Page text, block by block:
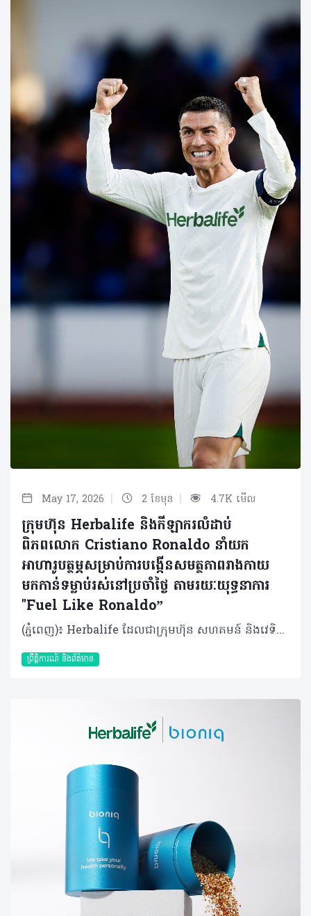
May 17, 2026 | 2 ខែមុន | 4.7K មើល
ក្រុមហ៊ុន Herbalife និងកីឡាករលំដាប់
ពិភពលោក Cristiano Ronaldo នាំយក
អាហារូបត្ថម្ភសម្រាប់ការបង្កើនសមត្ថភាពរាងកាយ
មកកាន់ទម្លាប់រស់នៅប្រចាំថ្ងៃ តាមរយៈយុទ្ធនាការ
"Fuel Like Ronaldo”
(ភ្នំពេញ)៖ Herbalife ដែលជាក្រុមហ៊ុន សហគមន៍ និងវេទិកាភ្ជាប់ទំនាក់ទំនង លំដាប់ថ្នាក់ពិភពលោក ផ្នែកសុខភាព និងសុខុមាលភាព បានប្រកាសដាក់ដំណើរការយុទ្ធនាការ "Fuel Like Ronaldo" ដែលជាគំនិតផ្តួចផ្តើមជាសកលមួយក្នុងការបំប្លែងរបបអាហារូបត្ថម្ភរបស់កីឡាករឆ្នើម និងយុទ្ធសាស្ត្របង្កើនសមត្ថភាពរាងកាយ ឱ្យទៅជាការណែនាំជាក់ស្តែងសម្រាប់អ្នកស្វែងរកសុខុមាលភាពទូទៅក្នុងជីវភាពប្រចាំថ្ងៃ។ ដោយផ្អែកលើបទពិសោធន៍ជាង ២០ ឆ្នាំក្នុងការផ្គត់ផ្គង់អាហារូបត្ថម្ភដល់កីឡាករឆ្នើមៗ ក្រុមហ៊ុន Herbalife បាននាំយកជំនាញអាហារូបត្ថម្ភដែលបានបញ្ជាក់ច្បាស់លាស់របស់ខ្លួន មកជូនដល់អ្នកដែលស្វែងរកសុខុមាលភាពនៅទូទាំងពិភពលោក។ លោកអ្នកអាចមើលសេចក្តីប្រកាសពេញលេញនៅទីនេះ៖ https://www.businesswire.com/news/home/20260508653160/en/ តាមរយៈបទពិសោធន៍ជាង ២០ ឆ្នាំក្នុងការធ្វើការជាមួយកីឡាករអាជីព រួមទាំងភាពជាដៃគូដ៏យូរអង្វែងជាមួយកំពូលកីឡាករលោក Cristiano Ronaldo ក្រុមហ៊ុន Herbalife កំពុងធ្វើឱ្យជំនាញផ្នែកអាហារូបត្ថម្ភកីឡារបស់ខ្លួនកាន់តែមានភាពទូលំទូលាយ ដើម្បីជួយអ្នកប្រើប្រាស់ក្នុងការបង្កើនថាមពល គាំទ្រដល់ការស្តារឡើងវិញនៃសុខភាព និងកសាងទម្លាប់ប្រចាំថ្ងៃឱ្យកាន់តែមានសុខភាពល្អ។ ការដាក់ចេញនូវយុទ្ធនាការនេះធ្វើឡើងស្របពេលដែលកំពុងមានការចាប់អារម្មណ៍ ព្រឹត្តិការណ៍បាល់ទាត់ដ៏ធំបំផុតនៅរដូវក្តៅខាងមុខនេះ ដែលបង្ហាញពីរបៀបដែលវិន័យ និងការរៀបចំខ្លួនរបស់កីឡាករឆ្នើមៗ អាចជម្រុញឱ្យមានទម្លាប់រស់នៅប្រកបដោយសុខភាពល្អបាន។ លោក Stephan Gratziani នាយកប្រតិបត្តិក្រុមហ៊ុន Herbalife បានមានប្រសាសន៍ថា៖ "អស់រយៈពេលជាងពីរទសវត្សរ៍មកហើយដែល Herbalife បានជួយកីឡាករឆ្នើមៗក្នុងការពង្រឹងសមត្ថភាពតាមរយៈកម្មវិធីអាហារូបត្ថម្ភដែលគាំទ្រដោយវិទ្យាសាស្ត្រ។ យុទ្ធនាការ 'Fuel Like Ronaldo' ធ្វើឱ្យជំនាញអាហារូបត្ថម្ភរបស់ Herbalife អាចឈានទៅដល់មនុស្សគ្រប់ៗគ្នា។ យើងកំពុងបញ្ជូលជំនាញផ្នែកអាហារូបត្ថម្ភសម្រាប់ការបង្កើនសមត្ថភាពកីឡា ជាមួយនឹងឧបករណ៍ឌីជីថលថ្មីៗ ដើម្បីបង្កើតប្រព័ន្ធដ៏សាមញ្ញ និងមានប្រសិទ្ធភាព ដែលអាចជួយឱ្យមនុស្សគ្រប់គ្នា អាចរស់​នៅដោយមានសុខភាពល្អ និងសកម្មជាងមុន"។ ពីវិទ្យាសាស្ត្រកីឡា មកកាន់ទម្លាប់ប្រចាំថ្ងៃ យុទ្ធនាការនេះធ្វើឱ្យវិទ្យាសាស្ត្រកីឡាដ៏ស្មុគស្មាញ ក្លាយជាដំណាក់កាលសាមញ្ញចំនួន ៤ ៖ ការរៀបចំ (Prepare): រៀនពីរបៀបរៀបចំរាងកាយរបស់អ្នកឱ្យបានត្រឹមត្រូវ ជាមួយនឹងអាហារូបត្ថម្ភដែលមានតុល្យភាព និងការផ្តល់​ជាតិទឹកឱ្យបានគ្រប់គ្រាន់ ការអនុវត្ត (Perform): ស្វែងរកយុទ្ធសាស្ត្រដើម្បីរក្សាថាមពល និងការផ្តោតអារម្មណ៍ក្នុងអំឡុងពេលការងារប្រចាំថ្ងៃ និងសកម្មភាពរាងកាយ ការស្តារឡើងវិញ (Recover): ស្វែងយល់ពីរបៀបស្តារកម្លាំង និងការជួសជុលសាច់ដុំប្រកបដោយប្រសិទ្ធភាព ការធ្វើឱ្យបានជាប់ៗគ្នា (Repeat): ធ្វើឱ្យការអនុវត្តទៅជាទម្លាប់ ដើម្បីបង្កើតមូលដ្ឋានគ្រឹះសម្រាប់សុខុមាលភាពរយៈពេលវែង ភាពជាដៃគូដែលបង្កើតឡើងផ្អែកលើសមត្ថភាព Herbalife គឺជាអាហារក្រឡុកប្រូតេអ៊ីនលេខ ១ និងជាម៉ាកយីហោអាហារូបត្ថម្ភជួយទ្រទ្រង់ការស់នៅសកម្មលេខ ១ ក្នុងពិភពលោក ដែលត្រូវបានជឿទុកចិត្តដោយកីឡាករ និងក្រុមអាជីពជាង ១២០ ក្នុងប្រភេទកីឡាជាង ៣៥។ ក្នុងវិស័យបាល់ទាត់ Herbalife បាននឹងកំពុងឧបត្ថម្ភជាង ២០ ក្រុមនៅទូទាំងពិភពលោក រួមទាំងកីឡាករ កីឡាការិនី ក្រុមបាល់ទាត់ ក៏ដូចជាកម្មវិធីអភិវឌ្ឍន៍យុវជនផងដែរ ដែលមានមូលដ្ឋានគ្រឹះតាមរយៈភាពជាដៃគូជាង ២០ ឆ្នាំជាមួយក្រុម LA Galaxy ដែលជាការឧបត្ថម្ភដ៏យូរជាងគេបំផុតក្នុងប្រវត្តិសាស្ត្រក្របខណ្ឌ Major League Soccer។ ទំនាក់ទំនងរបស់ Herbalife ជាមួយលោក Cristiano Ronaldo ឆ្លុះបញ្ចាំងពីការប្តេជ្ញាចិត្តរួមគ្នា ចំពោះអាហារូបត្ថម្ភដែលជំរុញដល់ការបញ្ចេញសកម្មភាពអនុវត្ត។ ចាប់តាំងពីឆ្នាំ ២០១៣ មក Herbalife បានគាំទ្រដល់ការហ្វឹកហាត់ និងការស្តារឡើងវិញរបស់លោក Ronaldo ជាមួយនឹងផលិតផលនានាដូចជា អាហារក្រុឡុកប្រូតេអ៊ីន, Formula 1, និង Herbalife24® CR7 Drive ដែលជាអាហារូបត្ថម្ភផ្តល់ជាតិទឹកដែលត្រូវបានបង្កើតឡើងដោយផ្ទាល់ជាមួយលោក Ronaldo ដើម្បីជួយបំពេញតម្រូវការនៃការប្រកួតក្នុងកម្រិតខ្ពស់។ ភាពជាដៃគូនេះបានឈានទៅដល់ការពង្រឹកខ្លួនក្នុងផ្នែកអាហារូបត្ថម្ភផ្ទាល់ខ្លួន រួមទាំងការវិនិយោគរបស់លោក Ronaldo ដោយផ្ទាល់ក្នុងវេទិកាឌីជីថល Pro2col™ Herbalife និងការទិញយកទ្រព្យសម្បត្តិរបស់ក្រុមហ៊ុន Bioniq ដែលជាក្រុមហ៊ុនអាហារបំប៉នផ្ទាល់ខ្លួនគាំទ្រដោយលោក Ronaldo ផងដែរ។ ការខិតខំទាំងអស់នេះ ឆ្លុះបញ្ចាំងពីចក្ខុវិស័យរួមក្នុងការធ្វើឱ្យអាហារូបត្ថម្ភកម្រិតខ្ពស់សម្រាប់កីឡាករ អាចឱ្យមនុស្សទូទៅប្រើប្រាស់បានកាន់តែងាយស្រួល។ យុទ្ធនាការនេះត្រូវបានបំផុសគំនិតដោយការងាររបស់ Herbalife ក្នុងវិស័យកីឡា និងឈរលើមូលដ្ឋានសាមញ្ញមួយ៖ កីឡាករឆ្នើមៗ មានភាពល្អិតល្អន់ក្នុងការរក្សាទម្លាប់របស់ពួកគេ គោលការណ៍គ្រឹះដូចគ្នានេះ ក៏អាចអនុវត្តចំពោះជីវិតប្រចាំថ្ងៃបានដែរ។ ឧទាហរណ៍ ការផ្តល់ជាតិទឹកដើរតួនាទីយ៉ាងសំខាន់ក្នុងការផ្តល់ថាមពល ការផ្តោតអារម្មណ៍ និងការស្តារឡើងវិញ ប៉ុន្តែមនុស្សជាច្រើននៅមិនទាន់បានយកចិត្តទុកដាក់លើរឿងនេះនោះឡើយ។ "Fuel Like Ronaldo" នាំមកនូវការយល់ដឹងទាំងនេះមកអនុវត្តជាក់ស្តែង ដោយបង្ហាញពីរបៀបដែលទម្លាប់សាមញ្ញ ជាប់លាប់ និងអាចបង្កើតឱ្យមានភាពខុសគ្នាដ៏មានន័យបាន។ លោក Cristiano Ronaldo បាននិយាយថា៖ "វិន័យក្នុងអាហារូបត្ថម្ភតែងតែជាផ្នែកសំខាន់នៃភាពជោគជ័យរបស់ខ្ញុំ ទាំងនៅលើទីលាន និងក្រៅទីលាន។ ខ្ញុំបានធ្វើការជាមួយ Herbalife ជាច្រើនឆ្នាំមកហើយ ហើយខ្ញុំជឿជាក់លើថាមពលនៃការផ្គត់ផ្គង់ថាមពលដែលមានរចនាសម្ព័ន្ធ និងមានភាពជាប់លាប់។ យុទ្ធនាការ 'Fuel Like Ronaldo' គឺនិយាយអំពីការចែករំលែកគោលការណ៍ទាំងនោះដើម្បីឱ្យគ្រប់ៗគ្នា អាចមានសមត្ថភាពក្នុងការបញ្ចេញសកម្មភាព ស្តារឡើងវិញ និងមានអារម្មណ៍ស្រស់ថ្លាបំផុតជារៀងរាល់ថ្ងៃ។" បទពិសោធន៍យុទ្ធនាការជាសកល យុទ្ធនាការ “Fuel Like Ronaldo” ត្រូវបានដាក់ឱ្យអនុវត្តជាសកលតាមរូបភាពផ្សេងៗគ្នាជាច្រើន។ កម្មវិធីនេះរួមមាន ការបង្កើតសកម្មភាពដ៏ជក់ចិត្តសម្រាប់អ្នកគាំទ្រក្នុងព្រឹត្តិការណ៍កីឡាធំៗ ការចែករំលែកចំណេះដឹងផ្នែកសុខភាពពីសំណាក់អ្នកជំនាញ និងកីឡាករល្បីៗលើបណ្តាញសង្គម ព្រមទាំងការផ្តល់បទពិសោធន៍តាមប្រព័ន្ធឌីជីថល ដែលអនុញ្ញាតឱ្យសាធារណជនអាចចូលទៅស្វែងយល់ពីវិធីសាស្ត្រថែរក្សាសុខភាព និងការផ្តល់ថាមពលដល់រាងកាយឱ្យបានល្អដូចកីឡាករអាជីព។ អ្នកចែកចាយឯករាជ្យរបស់ក្រុមហ៊ុន Herbalife ជាង ២ លាននាក់ គឺជាផ្នែកដ៏សំខាន់នៃគំនិតផ្តួចផ្តើមនេះ។ ពួកគាត់នឹងនាំយកយុទ្ធនាការនេះទៅកាន់សហគមន៍នានានៅជុំវិញពិភពលោក ដោយជួយណែនាំអតិថិជនឱ្យចេះអនុវត្តតាមជំហានទាំង ៤ នៃយុទ្ធនាការនេះ ទៅក្នុងទម្លាប់រស់នៅប្រចាំថ្ងៃ។ លើសពីនេះ យុទ្ធនាការនេះក៏នឹងបង្ហាញនូវអាហារូបត្ថម្ភដែលបំផុសគំនិតដោយលោក Ronaldo ផលិតឡើងពីផលិតផល Herbalife ដែលលោក Cristiano Ronaldo ប្រើប្រាស់ដោយផ្ទាល់។ នេះគឺជាវិធីដែលជួយឱ្យអ្នកប្រើប្រាស់ អាចទទួលបានបទពិសោធន៍ផ្ទាល់ពីរបៀបថែរក្សាសុខភាព និងការផ្តល់ថាមពលតាមបែបកីឡាករ Ronaldo។ ដើម្បីស្វែងយល់បន្ថែមអំពី Herbalife និងស្វែងយល់ពីលំហឌីជីថល "Fuel Like Ronaldo" សូមចូលទៅកាន់៖ www.fuellikeronaldo.com (1) Source: Euromonitor; CH2025ed, protein shake as sports protein powder, sports protein RTDs, meal replacement, supplement nutrition drinks & protein supplements; combined % RSP share GBO for 2024. (2) Source: Euromonitor; CH2025ed, active & lifestyle nutrition as weight management & wellbeing, sports nutrition and vitamins & dietary supplements definitions; combined % RSP share GBO for 2024. RTD = Ready to Drink; RSP = Retail Selling Price; GBO = Global Brand Owner. Herbalife is not affiliated with, endorsed by, or an official sponsor or partner of FIFA or the 2026 FIFA World Cup™. All trademarks are the property of their respective owners. អំពីក្រុមហ៊ុន Herbalife ក្រុមហ៊ុន Herbalife (NYSE: HLF) គឺជាក្រុមហ៊ុនសុខភាព និងសុខុមាលភាពឈានមុខគេ និងជាសហគមន៍ដែលកំពុងផ្លាស់ប្តូរជីវិតរបស់មនុស្សជាមួយនឹងផលិតផលអាហារូបត្ថម្ភដ៏អស្ចារ្យ និងជាឱកាសអាជីវកម្មសម្រាប់សមាជិកឯករាជ្យរបស់ខ្លួនចាប់តាំងពីឆ្នាំ 1980។ ក្រុមហ៊ុនផ្តល់ជូននូវផលិតផលដែលគាំទ្រដោយវិទ្យាសាស្រ្តដល់អ្នកប្រើប្រាស់នៅក្នុងទីផ្សារជាង 90។ តាមរយៈសមាជិកឯករាជ្យដែលផ្តល់ជូននូវការបណ្តុះបណ្តាលមួយទល់មួយ និងផ្តល់ការគាំទ្រសហគមន៍ដោយបំផុសគំនិតឱ្យអតិថិជនប្រកាន់ខ្ជាប់នូវរបៀបរស់នៅដែលមានភាពសកម្ម។
ព្រឹត្តិការណ៍ និងព័ត៌មាន